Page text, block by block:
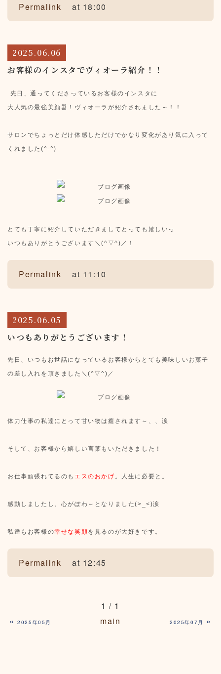
Permalink at 18:00
2025.06.06
お客様のインスタでヴィオーラ紹介！！
先日、通ってくださっているお客様のインスタに
大人気の最強美顔器！ヴィオーラが紹介されました～！！
サロンでちょっとだけ体感しただけでかなり変化があり 気に入って
くれました(^-^)
とても丁寧に紹介していただきましてとっても嬉しいっ
いつもありがとうございます＼(^▽^)／！
Permalink at 11:10
2025.06.05
いつもありがとうございます！
先日、いつもお世話になっているお客様から とても美味しいお菓子
の差し入れを頂きました＼(^▽^)／
体力仕事の私達にとって甘い物は癒されます～、、涙
そして、お客様から嬉しい言葉もいただきました！
お仕事頑張れてるのも エスのおかげ 。人生に必要と。
感動しましたし、心がぽわ～となりました(>_<)涙
私達もお客様の幸せな笑顔を見るのが大好きです。
Permalink at 12:45
1 / 1
«2025年05月 main 2025年07月 »